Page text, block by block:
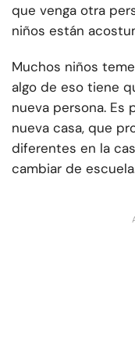
que venga otra
niños están
Muchos niños
algo de eso tiene
nueva persona. Es
nueva casa, que
diferentes en la
cambiar de